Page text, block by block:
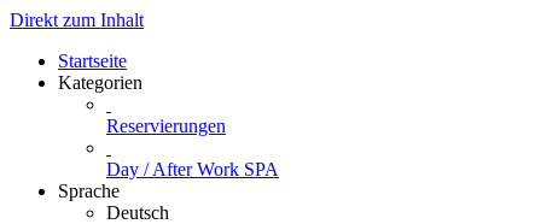
Direkt zum Inhalt
Startseite
Kategorien
Reservierungen
Day / After Work SPA
Sprache
Deutsch